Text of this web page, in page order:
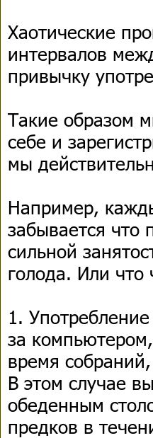
Хаотические
интервалов
привычку
Такие образом
себе и
мы
Например,
забывается что
сильной
голода. Или
1.
за
время
В этом случае
обеденным
предков в